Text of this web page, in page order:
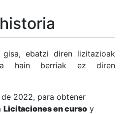
ebatzi diren lizitazioak
hain berriak ez diren
2022, para obtener
Licitaciones en curso y